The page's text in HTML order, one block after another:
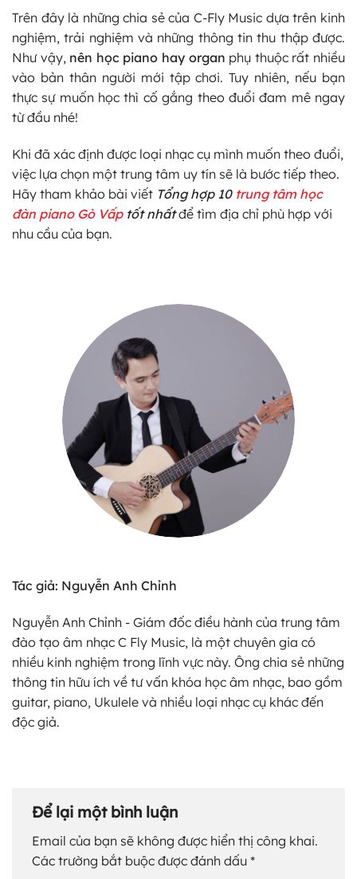
Trên đây là những chia sẻ của C-Fly Music dựa trên kinh
nghiệm, trải nghiệm và những thông tin thu thập được.
Như vậy, nên học piano hay organ phụ thuộc rất nhiều
vào bản thân người mới tập chơi. Tuy nhiên, nếu bạn
thực sự muốn học thì cố gắng theo đuổi đam mê ngay
từ đầu nhé!
Khi đã xác định được loại nhạc cụ mình muốn theo đuổi,
việc lựa chọn một trung tâm uy tín sẽ là bước tiếp theo.
Hãy tham khảo bài viết Tổng hợp 10 trung tâm học
đàn piano Gò Vấptốt nhất để tìm địa chỉ phù hợp với
nhu cầu của bạn.
Tác giả: Nguyễn Anh Chỉnh
Nguyễn Anh Chỉnh - Giám đốc điều hành của trung tâm
đào tạo âm nhạc C Fly Music, là một chuyên gia có
nhiều kinh nghiệm trong lĩnh vực này. Ông chia sẻ những
thông tin hữu ích về tư vấn khóa học âm nhạc, bao gồm
guitar, piano, Ukulele và nhiều loại nhạc cụ khác đến
độc giả.
Để lại một bình luận
Email của bạn sẽ không được hiển thị công khai.
Các trường bắt buộc được đánh dấu *